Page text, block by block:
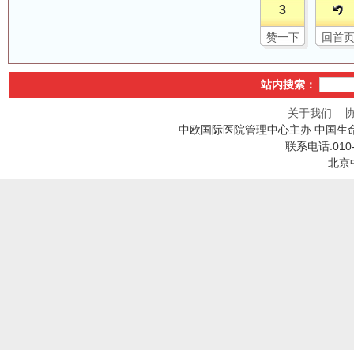
3
赞一下 回首页
站内搜索：
关于我们
中欧国际医院管理中心主办 中国生
联系电话
北京